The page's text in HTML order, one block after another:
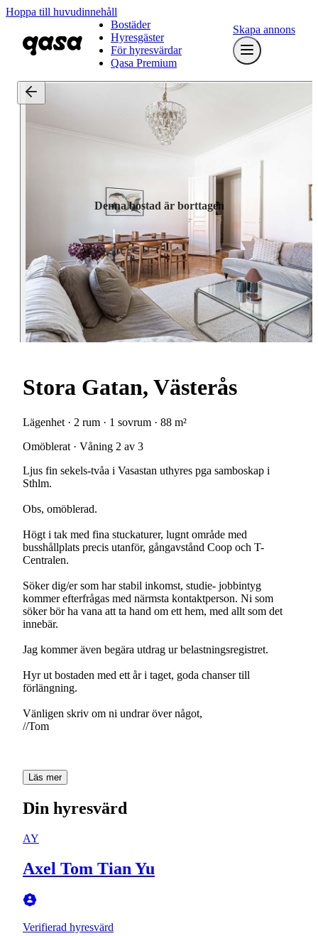
Hoppa till huvudinnehåll
Bostäder
Hyresgäster
För hyresvärdar
Qasa Premium
Skapa annons
Denna bostad är borttagen
Stora Gatan, Västerås
Lägenhet · 2 rum · 1 sovrum · 88 m²
Omöblerat · Våning 2 av 3
Ljus fin sekels-tvåa i Vasastan uthyres pga samboskap i
Sthlm.
Obs, omöblerad.
Högt i tak med fina stuckaturer, lugnt område med
busshållplats precis utanför, gångavstånd Coop och T-
Centralen.
Söker dig/er som har stabil inkomst, studie- jobbintyg
kommer efterfrågas med närmsta kontaktperson. Ni som
söker bör ha vana att ta hand om ett hem, med allt som det
innebär.
Jag kommer även begära utdrag ur belastningsregistret.
Hyr ut bostaden med ett år i taget, goda chanser till
förlängning.
Vänligen skriv om ni undrar över något,
//Tom
Läs mer
Din hyresvärd
AY
Axel Tom Tian Yu
Verifierad hyresvärd